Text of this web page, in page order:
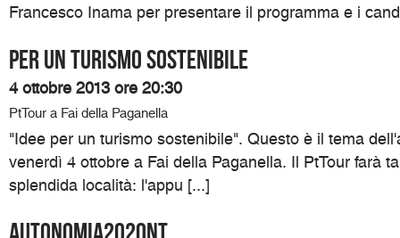
Francesco Inama per presentare il programma e i
Per un turismo sostenibile
4 ottobre 2013 ore 20:30
PtTour a Fai della Paganella
"Idee per un turismo sostenibile". Questo è il tema
venerdì 4 ottobre a Fai della Paganella. Il PtTour farà
splendida località: l'appu [...]
Autonomia2020NT